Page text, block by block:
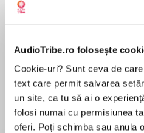
AudioTribe.ro folosește
Cookie-uri? Sunt ceva de
text care permit salvarea
un site, ca tu să ai o
folosi numai cu permisiunea
oferi. Poți schimba sau anula
Elita de Argint (Elita
de...
Dani Francis
Diavolul se
la...
Lauren